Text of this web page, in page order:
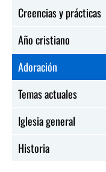
Creencias y prácticas
Año cristiano
Adoración
Temas actuales
Iglesia general
Historia